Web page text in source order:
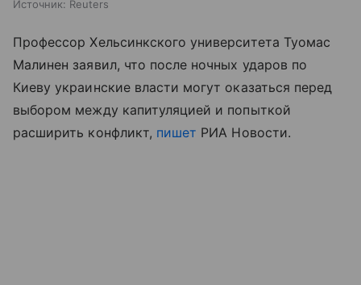
Источник: Reuters
Профессор Хельсинкского университета Туомас
Малинен заявил, что после ночных ударов по
Киеву украинские власти могут оказаться перед
выбором между капитуляцией и попыткой
расширить конфликт, пишет РИА Новости.